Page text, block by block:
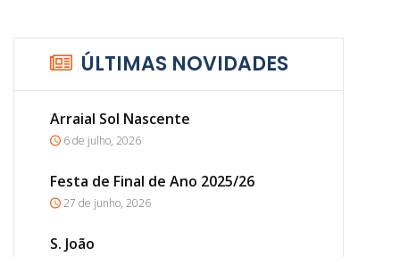
ÚLTIMAS NOVIDADES
Arraial Sol Nascente
6 de julho, 2026
Festa de Final de Ano 2025/26
27 de junho, 2026
S. João